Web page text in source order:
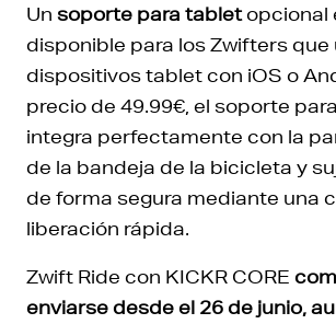
Un soporte para tabletopcional
disponible para los Zwifters que
dispositivos tablet con iOS o
precio de 49.99€, el soporte
integra perfectamente con la
de la bandeja de la bicicleta y
de forma segura mediante una
liberación rápida.
Zwift Ride con KICKR CORE
enviarse desde el 26 de junio,